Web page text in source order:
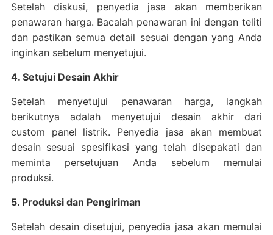
Setelah diskusi, penyedia jasa akan memberikan
penawaran harga. Bacalah penawaran ini dengan teliti
dan pastikan semua detail sesuai dengan yang Anda
inginkan sebelum menyetujui.
4. Setujui Desain Akhir
Setelah menyetujui penawaran harga, langkah
berikutnya adalah menyetujui desain akhir dari
custom panel listrik. Penyedia jasa akan membuat
desain sesuai spesifikasi yang telah disepakati dan
meminta persetujuan Anda sebelum memulai
produksi.
5. Produksi dan Pengiriman
Setelah desain disetujui, penyedia jasa akan memulai